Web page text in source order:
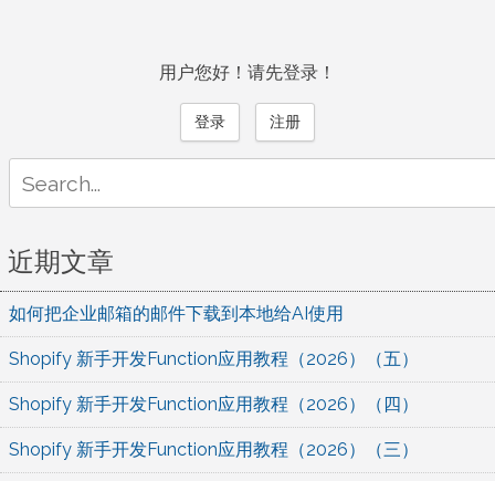
用户您好！请先登录！
登录 注册
for:
近期文章
如何把企业邮箱的邮件下载到本地给AI使用
Shopify 新手开发Function应用教程（2026）（五）
Shopify 新手开发Function应用教程（2026）（四）
Shopify 新手开发Function应用教程（2026）（三）